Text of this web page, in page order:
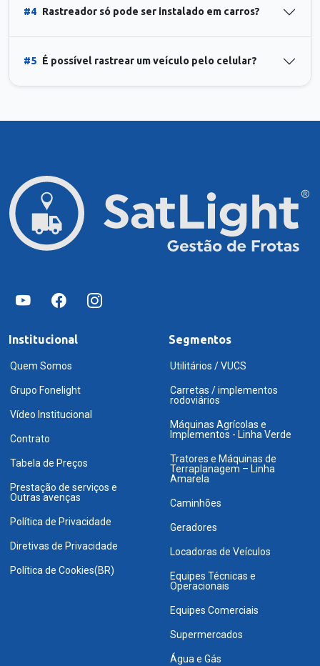
#4 Rastreador só pode ser instalado em carros?
#5 É possível rastrear um veículo pelo celular?
Institucional
Quem Somos
Grupo Fonelight
Vídeo Institucional
Contrato
Tabela de Preços
Prestação de serviços e
Outras avenças
Política de Privacidade
Diretivas de Privacidade
Política de Cookies(BR)
Segmentos
Utilitários / VUCS
Carretas / implementos
rodoviários
Máquinas Agrícolas e
Implementos - Linha Verde
Tratores e Máquinas de
Terraplanagem – Linha
Amarela
Caminhões
Geradores
Locadoras de Veículos
Equipes Técnicas e
Operacionais
Equipes Comerciais
Supermercados
Água e Gás